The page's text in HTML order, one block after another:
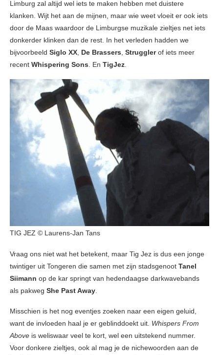
Limburg zal altijd wel iets te maken hebben met duistere
klanken. Wijt het aan de mijnen, maar wie weet vloeit er ook iets
door de Maas waardoor de Limburgse muzikale zieltjes net iets
donkerder klinken dan de rest. In het verleden hadden we
bijvoorbeeld Siglo XX, De Brassers, Strugglerof iets meer
recent Whispering Sons. En TigJez.
TIG JEZ © Laurens-Jan Tans
Vraag ons niet wat het betekent, maar Tig Jez is dus een jonge
twintiger uit Tongeren die samen met zijn stadsgenoot Tanel
Siimann op de kar springt van hedendaagse darkwavebands
als pakweg She Past Away
Misschien is het nog eventjes zoeken naar een eigen geluid,
want de invloeden haal je er geblinddoekt uit. Whispers From
Above is weliswaar veel te kort, wel een uitstekend nummer.
Voor donkere zieltjes, ook al mag je de nichewoorden aan de